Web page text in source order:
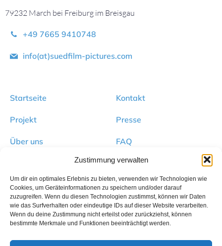
Zustimmung verwalten
Um dir ein optimales Erlebnis zu bieten, verwenden wir Technologien wie
Cookies, um Geräteinformationen zu speichern und/oder darauf
zuzugreifen. Wenn du diesen Technologien zustimmst, können wir Daten
wie das Surfverhalten oder eindeutige IDs auf dieser Website verarbeiten.
Wenn du deine Zustimmung nicht erteilst oder zurückziehst, können
bestimmte Merkmale und Funktionen beeinträchtigt werden.
79232 March bei Freiburg im Breisgau
+49 7665 9410748
info(at)suedfilm-pictures.com
Startseite
Projekt
Über uns
Kontakt
Presse
FAQ